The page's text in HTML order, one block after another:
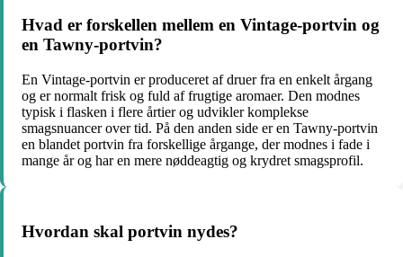
Hvad er forskellen mellem en Vintage-portvin og
en Tawny-portvin?
En Vintage-portvin er produceret af druer fra en enkelt årgang
og er normalt frisk og fuld af frugtige aromaer. Den modnes
typisk i flasken i flere årtier og udvikler komplekse
smagsnuancer over tid. På den anden side er en Tawny-portvin
en blandet portvin fra forskellige årgange, der modnes i fade i
mange år og har en mere nøddeagtig og krydret smagsprofil.
Hvordan skal portvin nydes?